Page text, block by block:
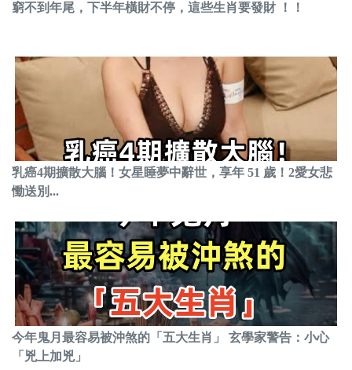
窮不到年尾，下半年橫財不停，這些生肖要發財 ！！
乳癌4期擴散大腦！女星睡夢中辭世，享年 51 歲！2愛女悲
慟送別...
今年鬼月最容易被沖煞的「五大生肖」 玄學家警告：小心
「兇上加兇」